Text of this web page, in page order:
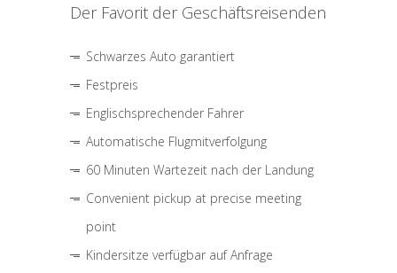
Der Favorit der Geschäftsreisenden
Schwarzes Auto garantiert
Festpreis
Englischsprechender Fahrer
Automatische Flugmitverfolgung
60 Minuten Wartezeit nach der Landung
Convenient pickup at precise meeting
point
Kindersitze verfügbar auf Anfrage